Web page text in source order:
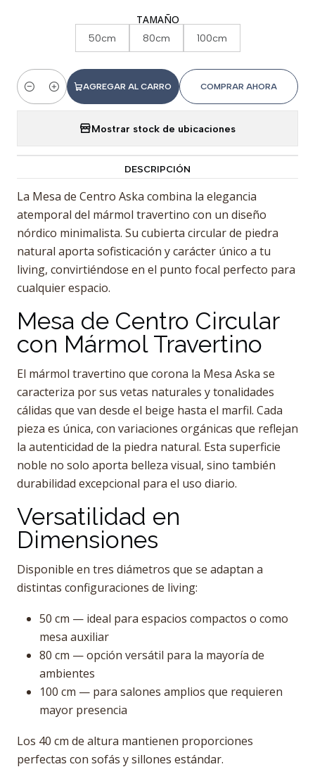
TAMAÑO
50cm 80cm 100cm
Cantidad
AGREGAR AL CARRO COMPRAR AHORA
Mostrar stock de ubicaciones
DESCRIPCIÓN
La Mesa de Centro Aska combina la elegancia
atemporal del mármol travertino con un diseño
nórdico minimalista. Su cubierta circular de piedra
natural aporta sofisticación y carácter único a tu
living, convirtiéndose en el punto focal perfecto para
cualquier espacio.
Mesa de Centro Circular
con Mármol Travertino
El mármol travertino que corona la Mesa Aska se
caracteriza por sus vetas naturales y tonalidades
cálidas que van desde el beige hasta el marfil. Cada
pieza es única, con variaciones orgánicas que reflejan
la autenticidad de la piedra natural. Esta superficie
noble no solo aporta belleza visual, sino también
durabilidad excepcional para el uso diario.
Versatilidad en
Dimensiones
Disponible en tres diámetros que se adaptan a
distintas configuraciones de living:
50 cm — ideal para espacios compactos o como
mesa auxiliar
80 cm — opción versátil para la mayoría de
ambientes
100 cm — para salones amplios que requieren
mayor presencia
Los 40 cm de altura mantienen proporciones
perfectas con sofás y sillones estándar.